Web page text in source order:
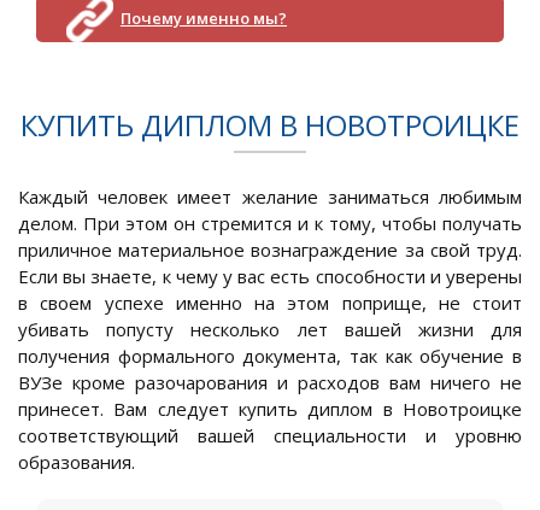
Почему именно мы?
КУПИТЬ ДИПЛОМ В НОВОТРОИЦКЕ
Каждый человек имеет желание заниматься любимым
делом. При этом он стремится и к тому, чтобы получать
приличное материальное вознаграждение за свой труд.
Если вы знаете, к чему у вас есть способности и уверены
в своем успехе именно на этом поприще, не стоит
убивать попусту несколько лет вашей жизни для
получения формального документа, так как обучение в
ВУЗе кроме разочарования и расходов вам ничего не
принесет. Вам следует купить диплом в Новотроицке
соответствующий вашей специальности и уровню
образования.